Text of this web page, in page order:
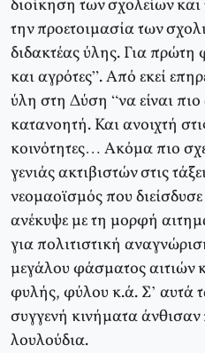
διοίκηση των σχολείων
την προετοιμασία των
διδακτέας ύλης. Για πρώτη
και αγρότες”. Από εκεί
ύλη στη Δύση “να είναι
κατανοητή. Και ανοιχτή
κοινότητες… Ακόμα πιο
γενιάς ακτιβιστών στις
νεομαοϊσμός που
ανέκυψε με τη μορφή
για πολιτιστική
μεγάλου φάσματος αιτιών
φυλής, φύλου κ.ά. Σ’ αυτά
συγγενή κινήματα άνθισαν
λουλούδια.